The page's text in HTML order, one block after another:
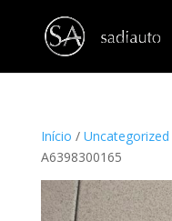
Início / Uncategorized
A6398300165